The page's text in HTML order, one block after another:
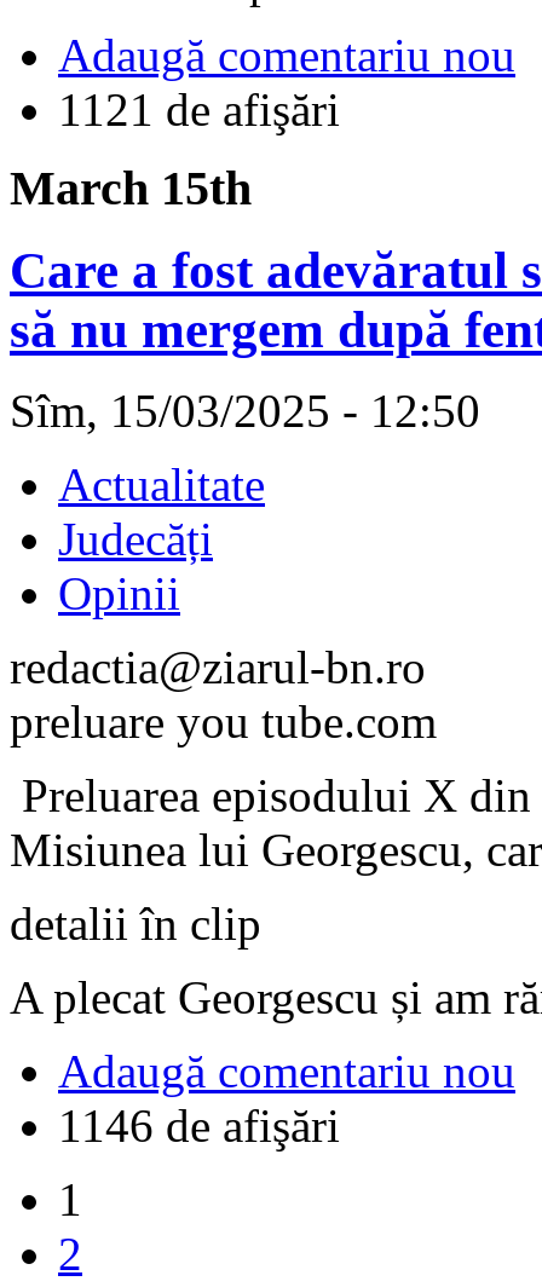
Adaugă comentariu nou
1121 de afişări
March 15th
Care a fost adevăratul
să nu mergem după
Sîm, 15/03/2025 - 12:50
Actualitate
Judecăți
Opinii
redactia@ziarul-bn.ro
preluare you tube.com
Preluarea episodului X
Misiunea lui Georgescu,
detalii în clip
A plecat Georgescu și am
Adaugă comentariu nou
1146 de afişări
1
2